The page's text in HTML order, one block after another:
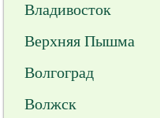
Владивосток
Верхняя Пышма
Волгоград
Волжск